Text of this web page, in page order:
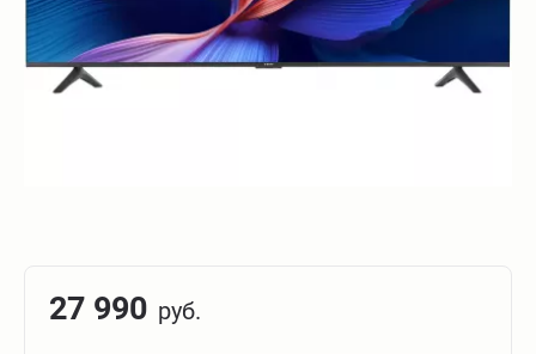
27 990 руб.